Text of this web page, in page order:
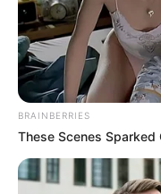
Είναι το δεύτερο
στην
ημέρες.
Ο άνδρας, που
τις διακοπές
να είναι
BRAINBERRIES
These Scenes Sparked